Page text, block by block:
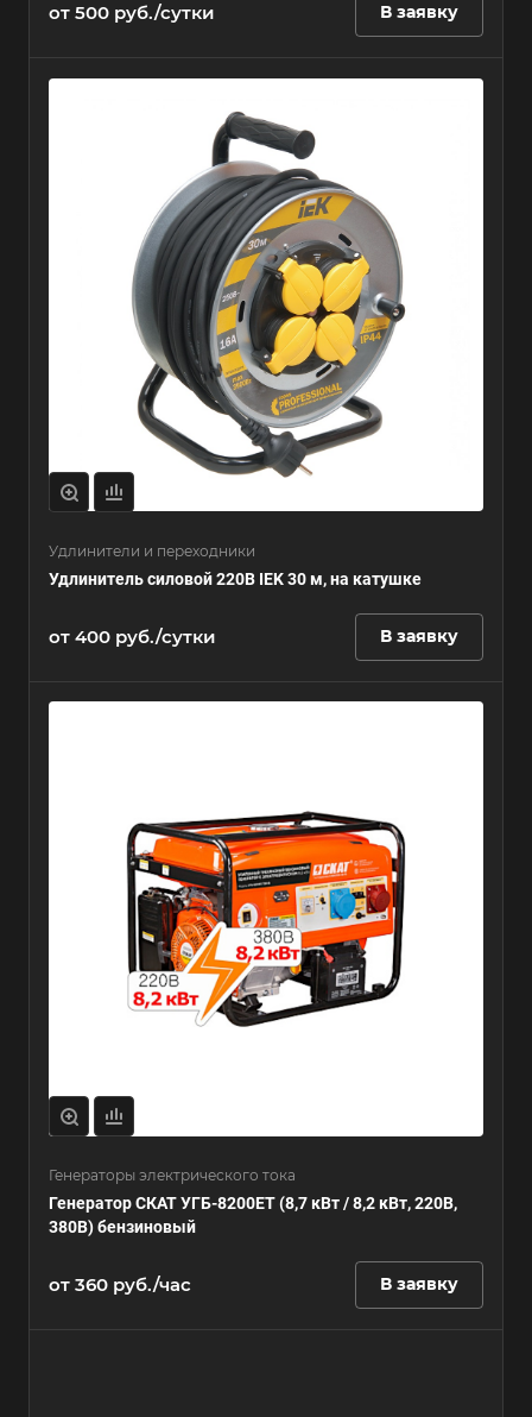
от 500 руб./сутки В заявку
Удлинители и переходники
Удлинитель силовой 220В IEK 30 м, на катушке
от 400 руб./сутки В заявку
Генераторы электрического тока
Генератор СКАТ УГБ-8200ЕT (8,7 кВт / 8,2 кВт, 220В,
380В) бензиновый
от 360 руб./час В заявку